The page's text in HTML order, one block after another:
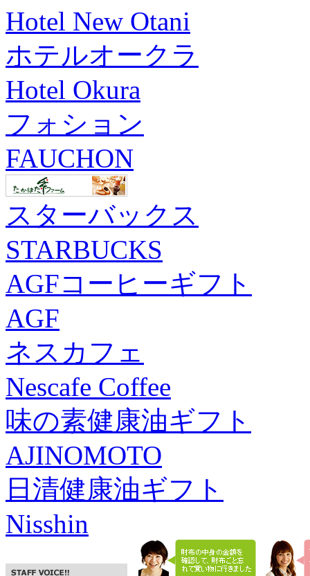
Hotel New Otani
ホテルオークラ
Hotel Okura
フォション
FAUCHON
スターバックス
STARBUCKS
AGFコーヒーギフト
AGF
ネスカフェ
Nescafe Coffee
味の素健康油ギフト
AJINOMOTO
日清健康油ギフト
Nisshin